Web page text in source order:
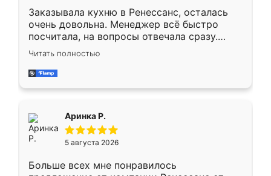
Заказывала кухню в Ренессанс, осталась
очень довольна. Менеджер всё быстро
посчитала, на вопросы отвечала сразу.
Замерщик приехал в субботу, подошёл к
делу со всей ответственностью. Собрали
за день, ребята работали аккуратно, даже
Читать полностью
Аринка Р.
5 августа 2026
Больше всех мне понравилось